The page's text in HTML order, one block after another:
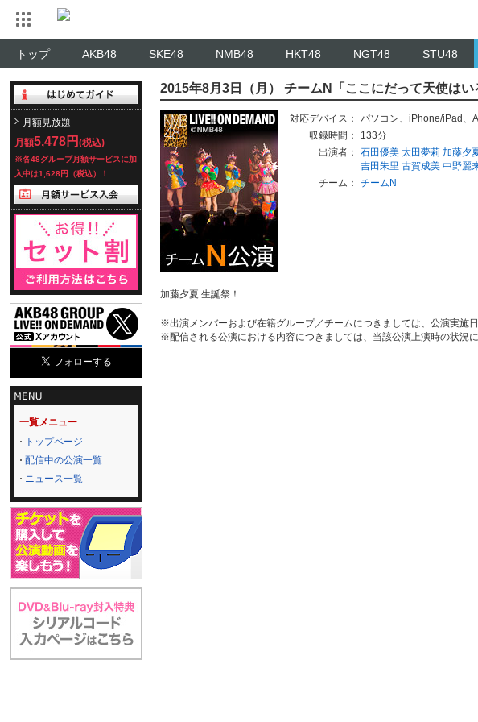
トップ AKB48 SKE48 NMB48 HKT48 NGT48 STU48
月額見放題
月額5,478円 (税込)
※各48グループ月額サービスに加
入中は1,628円（税込）！
一覧メニュー
トップページ
配信中の公演一覧
ニュース一覧
2015年8月3日（月） チームN「ここにだって天使は
対応デバイス： パソコン、 iPhone/iPad 、
収録時間：
133分
出演者：
石田優美 太田夢莉 加藤夕
吉田朱里 古賀成美 中野麗
チーム：
チームN
加藤夕夏 生誕祭！
※出演メンバーおよび在籍グループ／チームにつきましては、公演実施日
※配信される公演における内容につきましては、当該公演上演時の状況